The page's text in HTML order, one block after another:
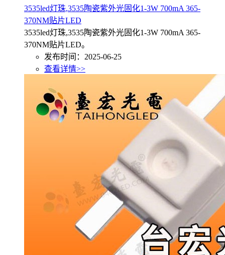
3535led灯珠,3535陶瓷紫外光固化1-3W 700mA 365-
370NM贴片LED
3535led灯珠,3535陶瓷紫外光固化1-3W 700mA 365-
370NM贴片LED。
发布时间：2025-06-25
查看详情>>